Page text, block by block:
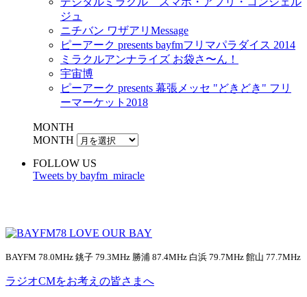
ジュ
ニチバン ワザアリMessage
ピーアーク presents bayfmフリマパラダイス 2014
ミラクルアンナライズ お袋さ〜ん！
宇宙博
ピーアーク presents 幕張メッセ "どきどき" フリ
ーマーケット2018
MONTH
MONTH
FOLLOW US
Tweets by bayfm_miracle
BAYFM 78.0MHz 銚子 79.3MHz 勝浦 87.4MHz 白浜 79.7MHz 館山 77.7MHz
ラジオCMをお考えの皆さまへ